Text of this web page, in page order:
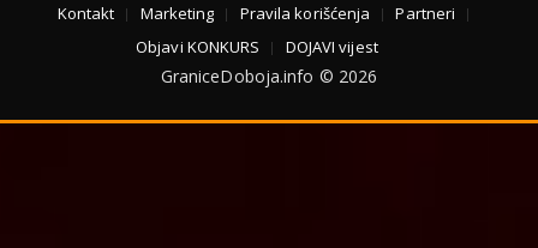
Kontakt Marketing Pravila korišćenja
Partneri
Objavi KONKURS
DOJAVI vijest
GraniceDoboja.info © 2026